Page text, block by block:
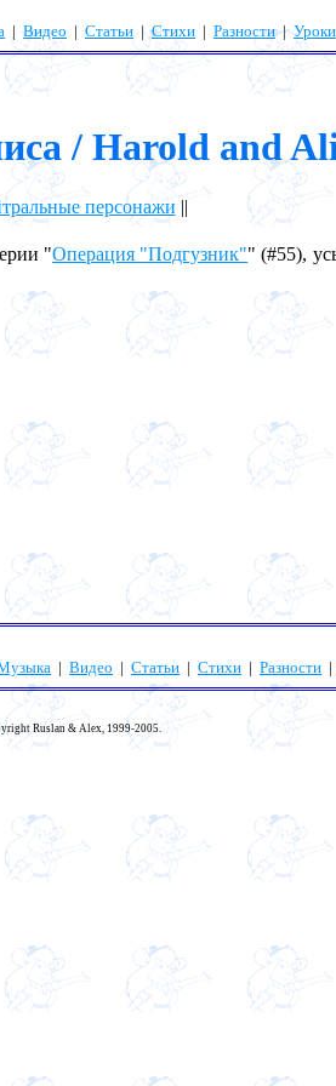
|Видео | Статьи|Стихи | Разности|Уроки
/ Harold and
персонажи||
"Операция "Подгузник"" (#55),
| Видео | Статьи | Стихи | Разности |
Ruslan & Alex, 1999-2005.